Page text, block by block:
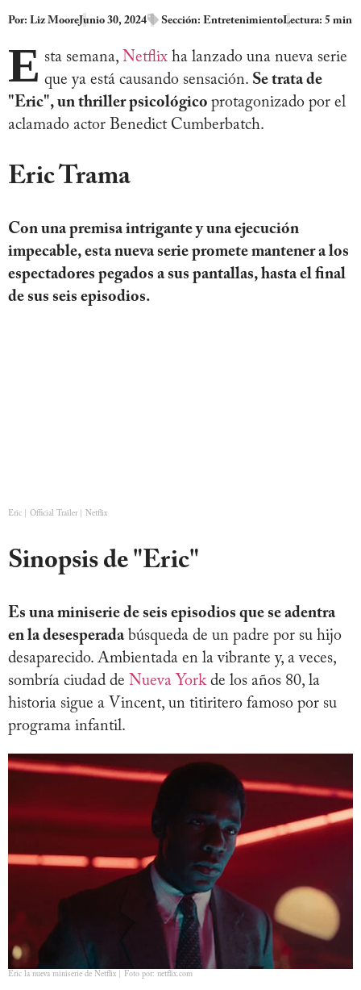
Por: Liz Moore Junio 30, 2024 Sección: EntretenimientoLectura: 5 min
E sta semana, Netflix ha lanzado una nueva serie
que ya está causando sensación. Se trata de
"Eric", un thriller psicológico protagonizado por el
aclamado actor Benedict Cumberbatch.
Eric Trama
Con una premisa intrigante y una ejecución
impecable, esta nueva serie promete mantener a los
espectadores pegados a sus pantallas, hasta el final
de sus seis episodios.
Eric | Official Trailer | Netflix
Sinopsis de "Eric"
Es una miniserie de seis episodios que se adentra
en la desesperadabúsqueda de un padre por su hijo
desaparecido. Ambientada en la vibrante y, a veces,
sombría ciudad de Nueva Yorkde los años 80, la
historia sigue a Vincent, un titiritero famoso por su
programa infantil.
Eric la nueva miniserie de Netflix | Foto por: netflix.com